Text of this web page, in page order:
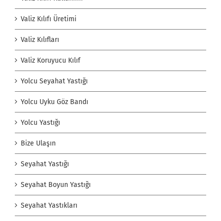
Valiz Kılıfı Üretimi
Valiz Kılıfları
Valiz Koruyucu Kılıf
Yolcu Seyahat Yastığı
Yolcu Uyku Göz Bandı
Yolcu Yastığı
Bize Ulaşın
Seyahat Yastığı
Seyahat Boyun Yastığı
Seyahat Yastıkları